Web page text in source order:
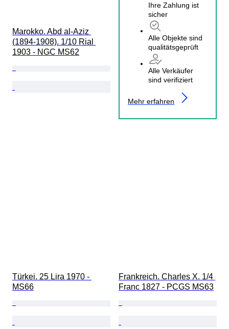
Ihre Zahlung ist
sicher
Alle Objekte sind
qualitätsgeprüft
Alle Verkäufer
sind verifiziert
Mehr erfahren
Marokko. Abd al-Aziz
(1894-1908). 1/10 Rial
1903 - NGC MS62
Türkei. 25 Lira 1970 -
MS66
Frankreich. Charles X. 1/4
Franc 1827 - PCGS MS63